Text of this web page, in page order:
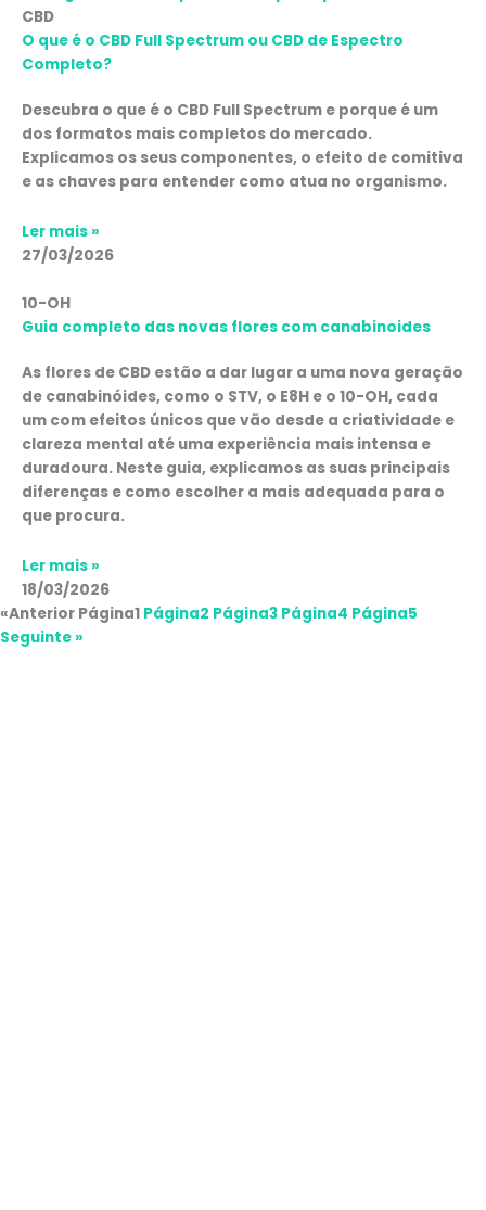
CBD
O que é o CBD Full Spectrum ou CBD de Espectro
Completo?
Descubra o que é o CBD Full Spectrum e porque é um
dos formatos mais completos do mercado.
Explicamos os seus componentes, o efeito de comitiva
e as chaves para entender como atua no organismo.
Ler mais »
27/03/2026
10-OH
Guia completo das novas flores com canabinoides
As flores de CBD estão a dar lugar a uma nova geração
de canabinóides, como o STV, o E8H e o 10-OH, cada
um com efeitos únicos que vão desde a criatividade e
clareza mental até uma experiência mais intensa e
duradoura. Neste guia, explicamos as suas principais
diferenças e como escolher a mais adequada para o
que procura.
Ler mais »
18/03/2026
«Anterior Página1 Página2 Página3 Página4 Página5
Seguinte »